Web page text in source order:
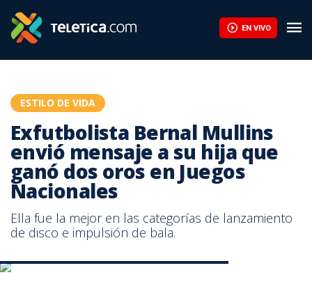
EN VIVO
ESTILO DE VIDA
Exfutbolista Bernal Mullins
envió mensaje a su hija que
ganó dos oros en Juegos
Nacionales
Ella fue la mejor en las categorías de lanzamiento
de disco e impulsión de bala.